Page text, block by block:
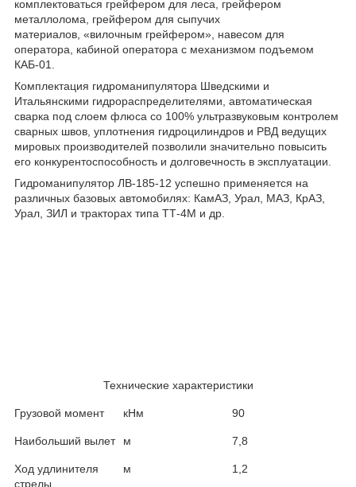
комплектоваться грейфером для леса, грейфером
металлолома, грейфером для сыпучих
материалов, «вилочным грейфером», навесом для
оператора, кабиной оператора с механизмом подъемом
КАБ-01.
Комплектация гидроманипулятора Шведскими и
Итальянскими гидрораспределителями, автоматическая
сварка под слоем флюса со 100% ультразвуковым контролем
сварных швов, уплотнения гидроцилиндров и РВД ведущих
мировых производителей позволили значительно повысить
его конкурентоспособность и долговечность в эксплуатации.
Гидроманипулятор ЛВ-185-12 успешно применяется на
различных базовых автомобилях: КамАЗ, Урал, МАЗ, КрАЗ,
Урал, ЗИЛ и тракторах типа ТТ-4М и др.
Технические характеристики
Грузовой момент кНм 90
Наибольший вылет м 7,8
Ход удлинителя
стрелы
м 1,2